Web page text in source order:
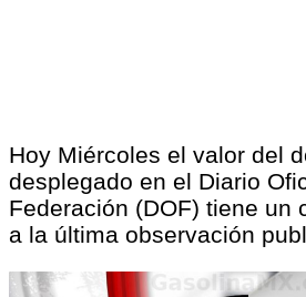
Hoy Miércoles el valor del
desplegado en el Diario
Federación (DOF) tiene un
a la última observación